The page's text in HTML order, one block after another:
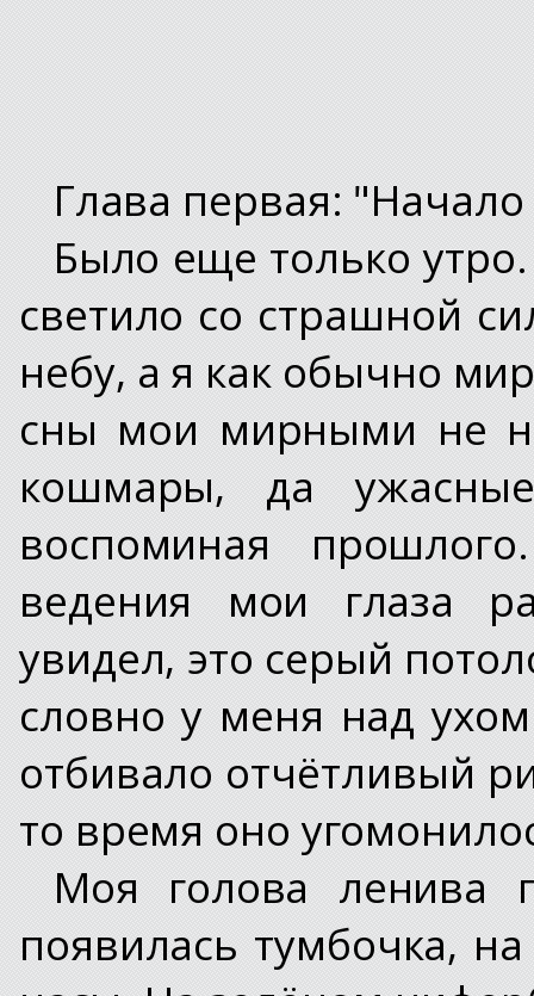
Глава первая:
Было еще только
светило со страшной
небу, а я как обычно
сны мои мирными не
кошмары, да
воспоминая
ведения мои глаза
увидел, это серый
словно у меня над
отбивало отчётливый
то время оно
Моя голова ленива
появилась тумбочка,